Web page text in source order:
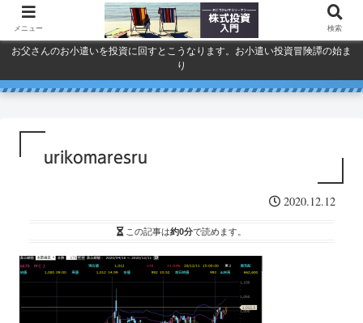
お父さんのお小遣いを投資に回すとこうなります。お小遣い投資冒険譚の始ま
り
urikomaresru
2020.12.12
この記事は約0分で読めます。
メニュー 検索